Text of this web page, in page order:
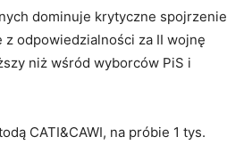
dominuje krytyczne spojrzenie
z odpowiedzialności za II wojnę
niż wśród wyborców PiS i
CATI&CAWI, na próbie 1 tys.